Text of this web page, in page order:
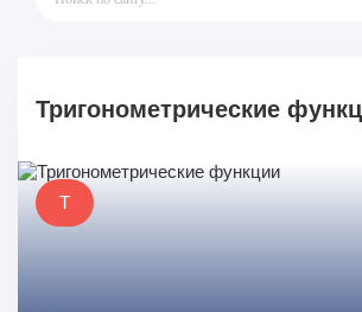
Тригонометрические
Т